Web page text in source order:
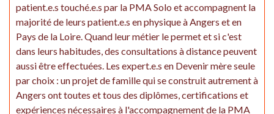
patient.e.s touché.e.s par la PMA Solo et accompagnent la
majorité de leurs patient.e.s en physique à Angers et en
Pays de la Loire. Quand leur métier le permet et si c'est
dans leurs habitudes, des consultations à distance peuvent
aussi être effectuées. Les expert.e.s en Devenir mère seule
par choix : un projet de famille qui se construit autrement à
Angers ont toutes et tous des diplômes, certifications et
expériences nécessaires à l'accompagnement de la PMA